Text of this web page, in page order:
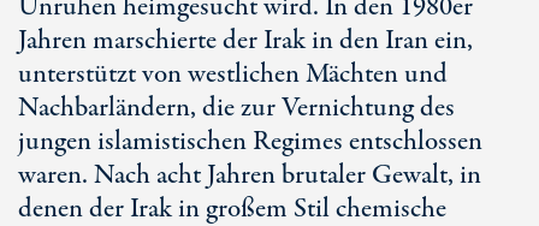
Jahren marschierte der Irak in den Iran ein,
unterstützt von westlichen Mächten und
Nachbarländern, die zur Vernichtung des
jungen islamistischen Regimes entschlossen
waren. Nach acht Jahren brutaler Gewalt, in
denen der Irak in großem Stil chemische